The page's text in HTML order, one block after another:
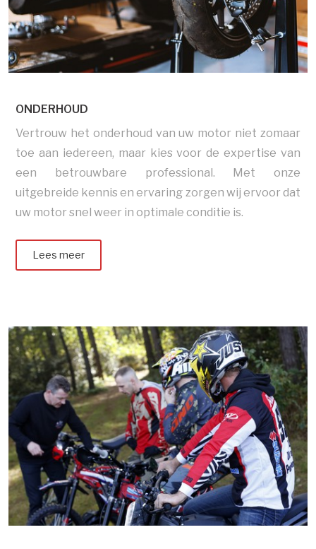
ONDERHOUD
Vertrouw het onderhoud van uw motor niet zomaar
toe aan iedereen, maar kies voor de expertise van
een betrouwbare professional. Met onze
uitgebreide kennis en ervaring zorgen wij ervoor dat
uw motor snel weer in optimale conditie is.
Lees meer